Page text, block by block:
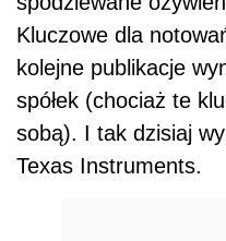
Kluczowe dla
kolejne publikacje
spółek (chociaż te
sobą). I tak dzisiaj
Texas Instruments.